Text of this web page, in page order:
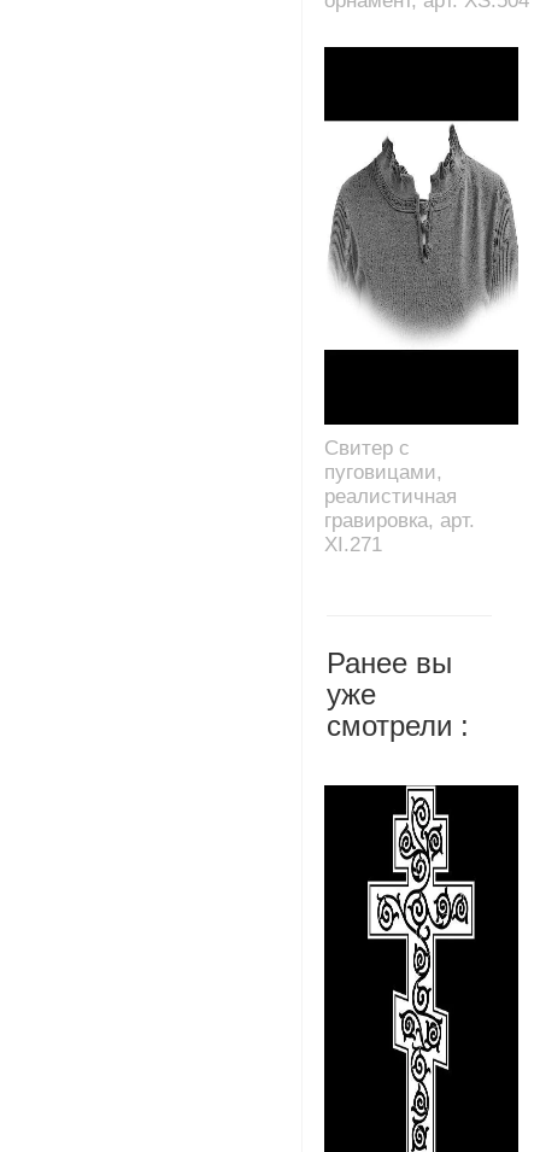
Свитер с
пуговицами,
реалистичная
гравировка, арт.
XI.271
Ранее вы
уже
смотрели :